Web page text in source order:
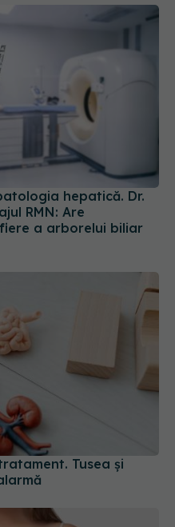
hepatică. Dr.
RMN: Are
a arborelui biliar
Tusea și